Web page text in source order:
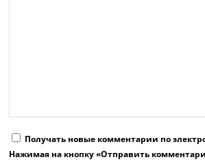
Получать новые комментарии по
Нажимая на кнопку «Отправить